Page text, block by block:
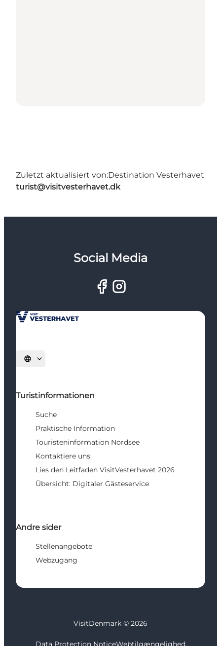
Zuletzt aktualisiert von:Destination Vesterhavet
turist@visitvesterhavet.dk
Social Media
Sprache auswählen
Turistinformationen
Suche
Praktische Information
Touristeninformation Nordsee
Kontaktiere uns
Lies den Leitfaden VisitVesterhavet 2026
Übersicht: Digitaler Gästeservice
Andre sider
Stellenangebote
Webzugang
VisitDenmark © 2026
Data Protection NoticeWebtilgængelighed